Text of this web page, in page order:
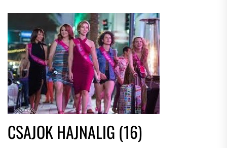
CSAJOK HAJNALIG (16)